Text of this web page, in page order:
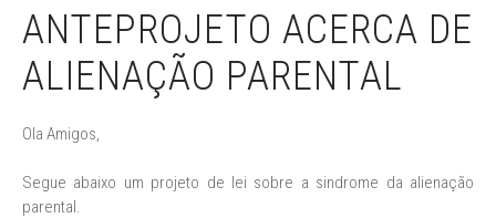
ANTEPROJETO ACERCA DE
ALIENAÇÃO PARENTAL
Ola Amigos,
Segue abaixo um projeto de lei sobre a sindrome da alienação
parental.